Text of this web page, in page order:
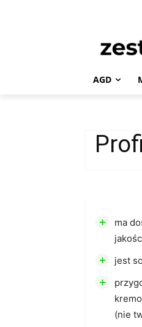
AGD
+
ma
+ jest
+
(nie